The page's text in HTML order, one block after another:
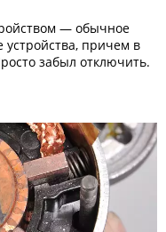
— обычное
устройства, причем в
забыл отключить.